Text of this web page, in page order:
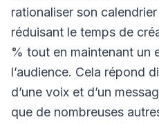
rationaliser son
réduisant le temps de
% tout en maintenant un
l’audience. Cela répond
d’une voix et d’un
que de nombreuses